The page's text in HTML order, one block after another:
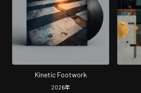
Kinetic Footwork
2026年